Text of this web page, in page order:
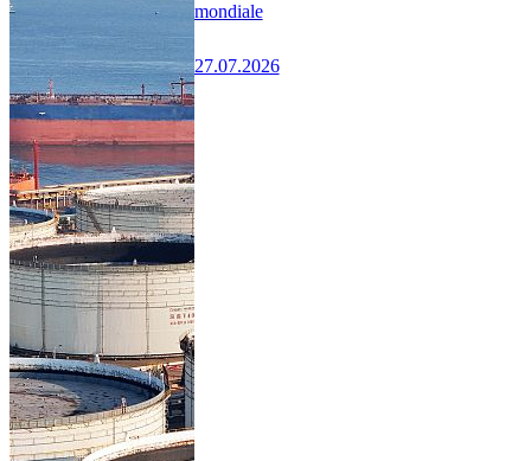
mondiale
27.07.2026